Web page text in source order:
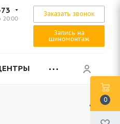
20:00
Заказать звонок
Запись на
шиномонтаж
0